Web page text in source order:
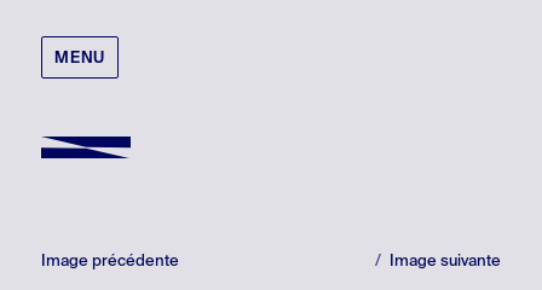
MENU
Image précédente Image suivante